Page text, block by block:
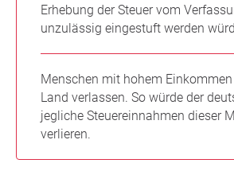
Erhebung der Steuer vom
unzulässig eingestuft werden
Menschen mit hohem
Land verlassen. So würde der
jegliche Steuereinnahmen dieser
verlieren.